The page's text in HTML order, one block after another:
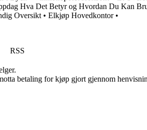
Hva Det Betyr og Hvordan Du Kan
Oversikt • Elkjøp Hovedkontor•
RSS
betaling for kjøp gjort gjennom